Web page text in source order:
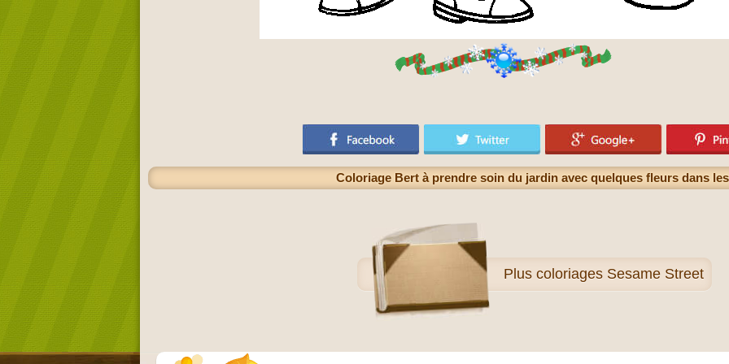
Coloriage Bert à prendre soin du jardin avec quelques fleurs dans
Plus coloriages Sesame Street